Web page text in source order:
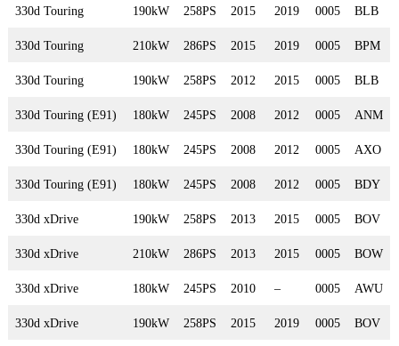
330d Touring 190kW 258PS 2015 2019 0005 BLB
330d Touring 210kW 286PS 2015 2019 0005 BPM
330d Touring 190kW 258PS 2012 2015 0005 BLB
330d Touring (E91) 180kW 245PS 2008 2012 0005 ANM
330d Touring (E91) 180kW 245PS 2008 2012 0005 AXO
330d Touring (E91) 180kW 245PS 2008 2012 0005 BDY
330d xDrive 190kW 258PS 2013 2015 0005 BOV
330d xDrive 210kW 286PS 2013 2015 0005 BOW
330d xDrive 180kW 245PS 2010 – 0005 AWU
330d xDrive 190kW 258PS 2015 2019 0005 BOV